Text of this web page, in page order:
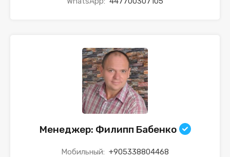
Менеджер: Филипп Бабенко
Мобильный: +905338804468